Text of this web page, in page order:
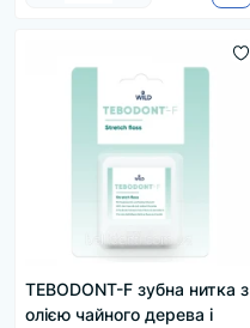
TEBODONT-F зубна нитка з
олією чайного дерева і